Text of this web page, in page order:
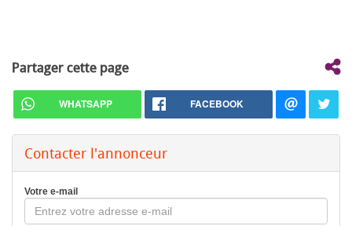
Partager cette page
WHATSAPP FACEBOOK
Contacter l'annonceur
Votre e-mail